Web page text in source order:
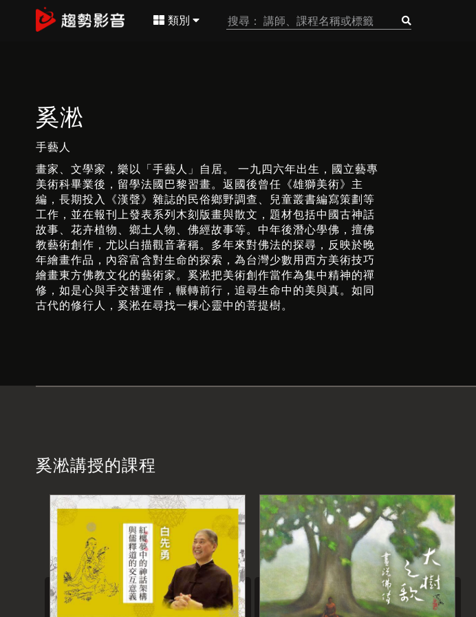
類別
奚淞
手藝人
畫家、文學家，樂以「手藝人」自居。 一九四六年出生，國立藝專
美術科畢業後，留學法國巴黎習畫。返國後曾任《雄獅美術》主
編，長期投入《漢聲》雜誌的民俗鄉野調查、兒童叢書編寫策劃等
工作，並在報刊上發表系列木刻版畫與散文，題材包括中國古神話
故事、花卉植物、鄉土人物、佛經故事等。中年後潛心學佛，擅佛
教藝術創作，尤以白描觀音著稱。多年來對佛法的探尋，反映於晚
年繪畫作品，內容富含對生命的探索，為台灣少數用西方美術技巧
繪畫東方佛教文化的藝術家。奚淞把美術創作當作為集中精神的禪
修，如是心與手交替運作，輾轉前行，追尋生命中的美與真。如同
古代的修行人，奚淞在尋找一棵心靈中的菩提樹。
奚淞講授的課程